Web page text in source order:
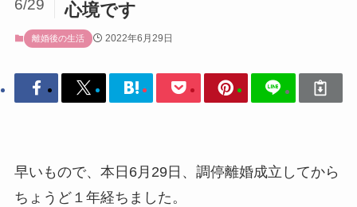
心境です
6/29
離婚後の生活 2022年6月29日
早いもので、本日6月29日、調停離婚成立してから
ちょうど１年経ちました。